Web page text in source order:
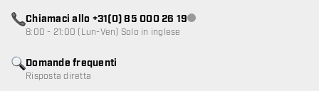
Domande frequenti
Risposta diretta
Chiamaci allo +31(0) 85 000 26 19Servizio clienti non disponibile
8:00 - 21:00 (Lun-Ven) Solo in inglese